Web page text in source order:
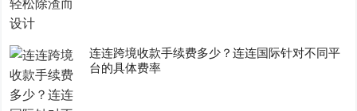
连连跨境收款手续费多少？连连国际针对不同平
台的具体费率